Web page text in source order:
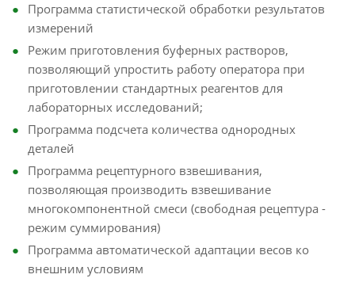
Программа статистической обработки результатов
измерений
Режим приготовления буферных растворов,
позволяющий упростить работу оператора при
приготовлении стандартных реагентов для
лабораторных исследований;
Программа подсчета количества однородных
деталей
Программа рецептурного взвешивания,
позволяющая производить взвешивание
многокомпонентной смеси (свободная рецептура -
режим суммирования)
Программа автоматической адаптации весов ко
внешним условиям